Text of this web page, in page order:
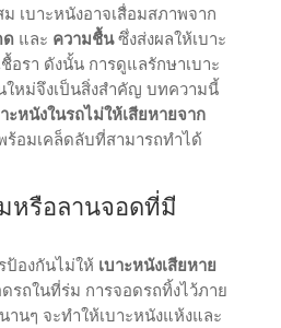
เบาะหนังอาจเสื่อมสภาพจาก
ดและ ความชื้นซึ่งส่งผลให้เบาะ
อรา ดังนั้น การดูแลรักษาเบาะ
หม่จึงเป็นสิ่งสำคัญ บทความนี้
ะหนังในรถไม่ให้เสียหายจาก
อมเคล็ดลับที่สามารถทำได้
หรือลานจอดที่มี
ป้องกันไม่ให้ เบาะหนังเสียหาย
รถในที่ร่ม การจอดรถทิ้งไว้ภาย
านๆ จะทำให้เบาะหนังแห้งและ